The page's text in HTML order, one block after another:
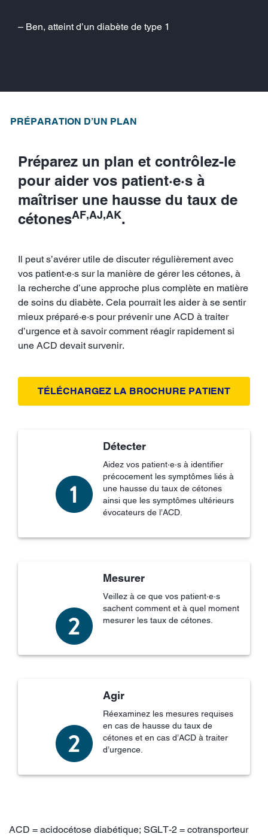
– Ben, atteint d’un diabète de type 1
PRÉPARATION D’UN PLAN
Préparez un plan et contrôlez-le
pour aider vos patient·e·s à
maîtriser une hausse du taux de
cétonesAF,AJ,AK.
Il peut s’avérer utile de discuter régulièrement avec
vos patient·e·s sur la manière de gérer les cétones, à
la recherche d’une approche plus complète en matière
de soins du diabète. Cela pourrait les aider à se sentir
mieux préparé·e·s pour prévenir une ACD à traiter
d’urgence et à savoir comment réagir rapidement si
une ACD devait survenir.
TÉLÉCHARGEZ LA BROCHURE PATIENT
Détecter
Aidez vos patient·e·s à identifier
précocement les symptômes liés à
une hausse du taux de cétones
ainsi que les symptômes ultérieurs
évocateurs de l’ACD.
Mesurer
Veillez à ce que vos patient·e·s
sachent comment et à quel moment
mesurer les taux de cétones.
Agir
Réexaminez les mesures requises
en cas de hausse du taux de
cétones et en cas d’ACD à traiter
d’urgence.
ACD = acidocétose diabétique; SGLT-2 = cotransporteur